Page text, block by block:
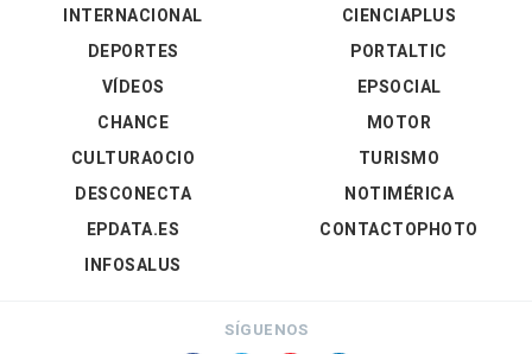
INTERNACIONAL
DEPORTES
VÍDEOS
CIENCIAPLUS
PORTALTIC
EPSOCIAL
CHANCE
CULTURAOCIO
DESCONECTA
EPDATA.ES
INFOSALUS
MOTOR
TURISMO
NOTIMÉRICA
CONTACTOPHOTO
SÍGUENOS